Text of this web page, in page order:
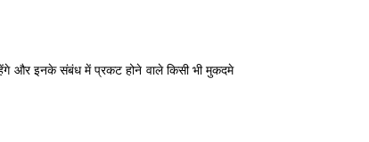
और इनके संबंध में प्रकट होने वाले किसी भी मुकदमे